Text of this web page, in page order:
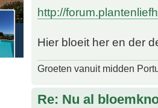
http://
Hier bloeit her en der
Groeten vanuit midden
Re: Nu al